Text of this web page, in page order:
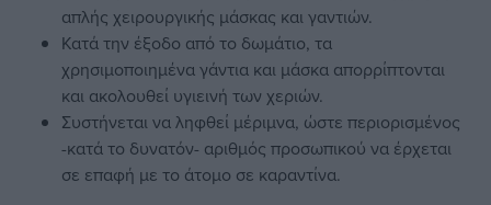
απλής χειρουργικής μάσκας και γαντιών.
Κατά την έξοδο από το δωμάτιο, τα
χρησιμοποιημένα γάντια και μάσκα απορρίπτονται
και ακολουθεί υγιεινή των χεριών.
Συστήνεται να ληφθεί μέριμνα, ώστε περιορισμένος
-κατά το δυνατόν- αριθμός προσωπικού να έρχεται
σε επαφή με το άτομο σε καραντίνα.